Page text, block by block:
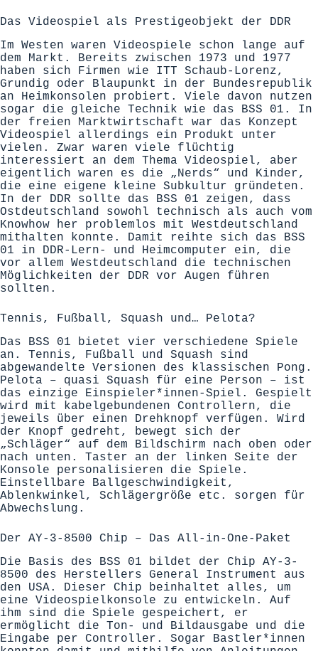
Das Videospiel als Prestigeobjekt der DDR
Im Westen waren Videospiele schon lange auf
dem Markt. Bereits zwischen 1973 und 1977
haben sich Firmen wie ITT Schaub-Lorenz,
Grundig oder Blaupunkt in der Bundesrepublik
an Heimkonsolen probiert. Viele davon nutzen
sogar die gleiche Technik wie das BSS 01. In
der freien Marktwirtschaft war das Konzept
Videospiel allerdings ein Produkt unter
vielen. Zwar waren viele flüchtig
interessiert an dem Thema Videospiel, aber
eigentlich waren es die „Nerds“ und Kinder,
die eine eigene kleine Subkultur gründeten.
In der DDR sollte das BSS 01 zeigen, dass
Ostdeutschland sowohl technisch als auch vom
Knowhow her problemlos mit Westdeutschland
mithalten konnte. Damit reihte sich das BSS
01 in DDR-Lern- und Heimcomputer ein, die
vor allem Westdeutschland die technischen
Möglichkeiten der DDR vor Augen führen
sollten.
Tennis, Fußball, Squash und… Pelota?
Das BSS 01 bietet vier verschiedene Spiele
an. Tennis, Fußball und Squash sind
abgewandelte Versionen des klassischen Pong.
Pelota – quasi Squash für eine Person – ist
das einzige Einspieler*innen-Spiel. Gespielt
wird mit kabelgebundenen Controllern, die
jeweils über einen Drehknopf verfügen. Wird
der Knopf gedreht, bewegt sich der
„Schläger“ auf dem Bildschirm nach oben oder
nach unten. Taster an der linken Seite der
Konsole personalisieren die Spiele.
Einstellbare Ballgeschwindigkeit,
Ablenkwinkel, Schlägergröße etc. sorgen für
Abwechslung.
Der AY-3-8500 Chip – Das All-in-One-Paket
Die Basis des BSS 01 bildet der Chip AY-3-
8500 des Herstellers General Instrument aus
den USA. Dieser Chip beinhaltet alles, um
eine Videospielkonsole zu entwickeln. Auf
ihm sind die Spiele gespeichert, er
ermöglicht die Ton- und Bildausgabe und die
Eingabe per Controller. Sogar Bastler*innen